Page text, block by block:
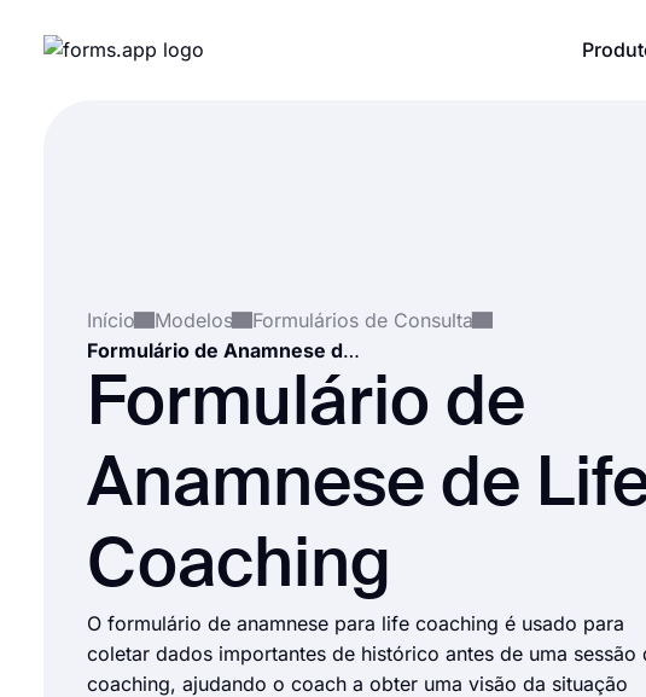
Início Modelos
Formulários de Consulta
Formulário de Anamnese de Life Coaching
Formulário de
Anamnese de
Coaching
O formulário de anamnese para life coaching é usado para
coletar dados importantes de histórico antes de uma sessão
coaching, ajudando o coach a obter uma visão da situação